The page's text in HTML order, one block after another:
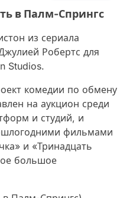
в Палм-Спрингс
из сериала
Робертс для
Studios.
комедии по обмену
на аукцион среди
и студий, и
фильмами
и «Тринадцать
большое